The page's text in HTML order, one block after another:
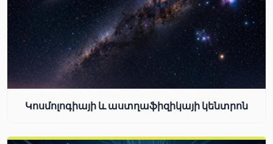
Կոսմոլոգիայի և աստղաֆիզիկայի կենտրոն